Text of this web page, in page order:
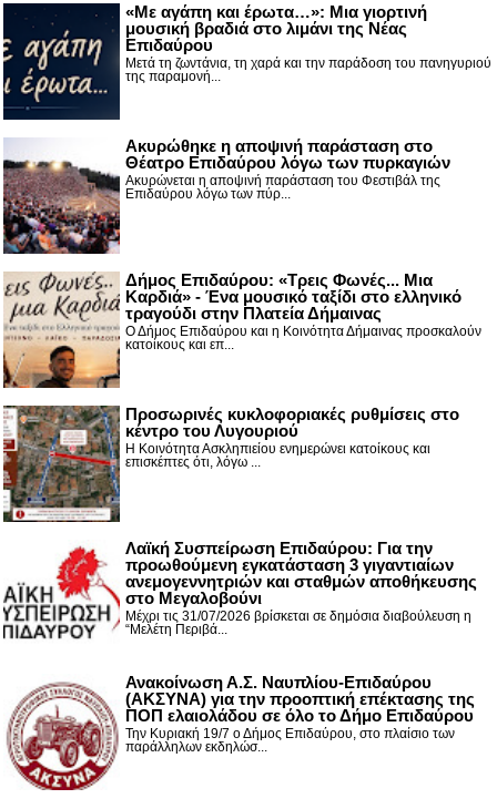
«Με αγάπη και έρωτα…»: Μια γιορτινή
μουσική βραδιά στο λιμάνι της Νέας
Επιδαύρου
Μετά τη ζωντάνια, τη χαρά και την παράδοση του πανηγυριού
της παραμονή...
Ακυρώθηκε η αποψινή παράσταση στο
Θέατρο Επιδαύρου λόγω των πυρκαγιών
Ακυρώνεται η αποψινή παράσταση του Φεστιβάλ της
Επιδαύρου λόγω των πύρ...
Δήμος Επιδαύρου: «Τρεις Φωνές... Μια
Καρδιά» - Ένα μουσικό ταξίδι στο ελληνικό
τραγούδι στην Πλατεία Δήμαινας
Ο Δήμος Επιδαύρου και η Κοινότητα Δήμαινας προσκαλούν
κατοίκους και επ...
Προσωρινές κυκλοφοριακές ρυθμίσεις στο
κέντρο του Λυγουριού
Η Κοινότητα Ασκληπιείου ενημερώνει κατοίκους και
επισκέπτες ότι, λόγω ...
Λαϊκή Συσπείρωση Επιδαύρου: Για την
προωθούμενη εγκατάσταση 3 γιγαντιαίων
ανεμογεννητριών και σταθμών αποθήκευσης
στο Μεγαλοβούνι
Μέχρι τις 31/07/2026 βρίσκεται σε δημόσια διαβούλευση η
“Μελέτη Περιβά...
Ανακοίνωση Α.Σ. Ναυπλίου-Επιδαύρου
(ΑΚΣΥΝΑ) για την προοπτική επέκτασης της
ΠΟΠ ελαιολάδου σε όλο το Δήμο Επιδαύρου
Την Κυριακή 19/7 ο Δήμος Επιδαύρου, στο πλαίσιο των
παράλληλων εκδηλώσ...